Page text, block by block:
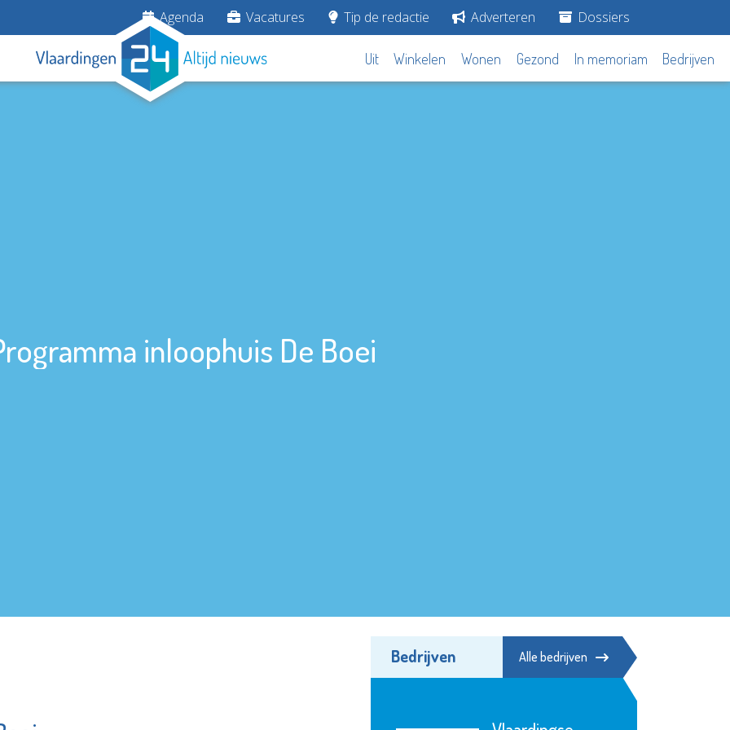
Agenda Vacatures Tip de redactie Adverteren Dossiers
Uit Winkelen Wonen Gezond In memoriam Bedrijven
inloophuis De Boei
Bedrijven Alle bedrijven